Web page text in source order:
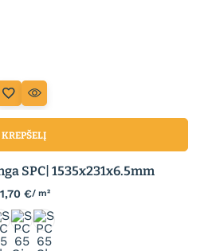
KREPŠELĮ
SPC| 1535x231x6.5mm
€/ m²